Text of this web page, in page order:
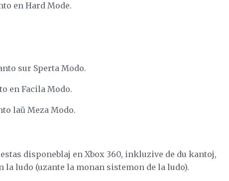
en Hard Mode.
sur Sperta Modo.
en Facila Modo.
laŭ Meza Modo.
disponeblaj en Xbox 360, inkluzive de du kantoj,
ludo (uzante la monan sistemon de la ludo).